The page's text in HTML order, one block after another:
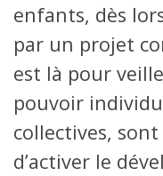
enfants, dès
par un projet
est là pour
pouvoir
collectives,
d’activer le